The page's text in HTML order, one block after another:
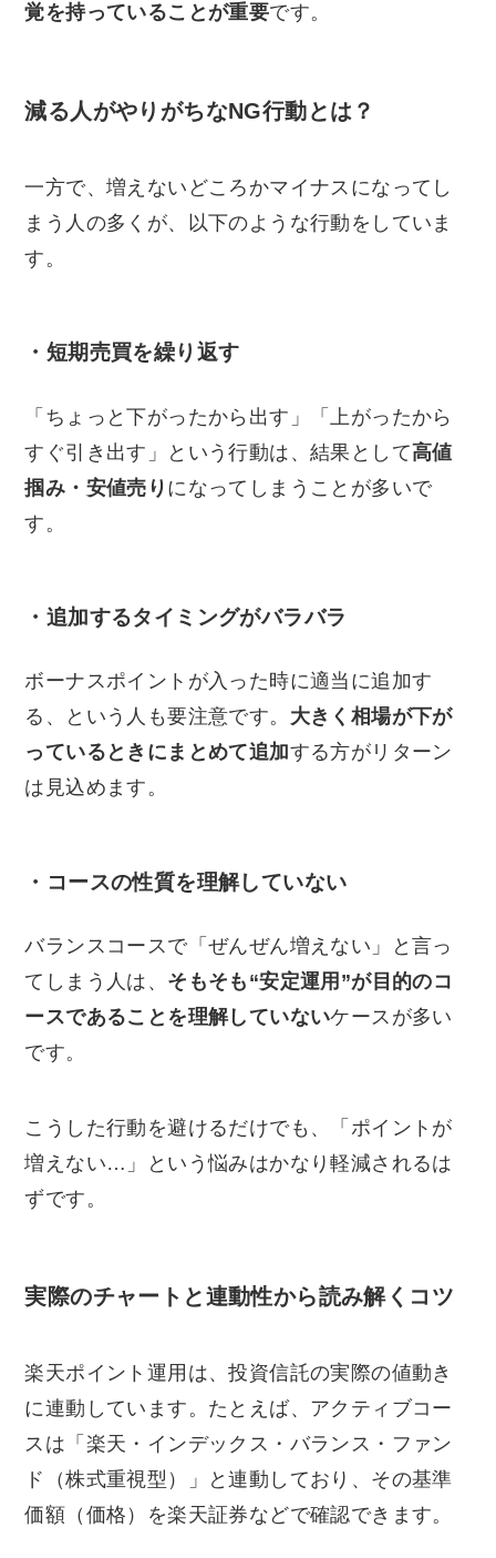
覚を持っていることが重要です。
減る人がやりがちなNG行動とは？
一方で、増えないどころかマイナスになってし
まう人の多くが、以下のような行動をしていま
す。
・短期売買を繰り返す
「ちょっと下がったから出す」「上がったから
すぐ引き出す」という行動は、結果として高値
掴み・安値売り になってしまうことが多いで
す。
・追加するタイミングがバラバラ
ボーナスポイントが入った時に適当に追加す
る、という人も要注意です。 大きく相場が下が
っているときにまとめて追加する方がリターン
は見込めます。
・コースの性質を理解していない
バランスコースで「ぜんぜん増えない」と言っ
てしまう人は、 そもそも“安定運用”が目的のコ
ースであることを理解していないケースが多い
です。
こうした行動を避けるだけでも、「ポイントが
増えない…」という悩みはかなり軽減されるは
ずです。
実際のチャートと連動性から読み解くコツ
楽天ポイント運用は、投資信託の実際の値動き
に連動しています。たとえば、アクティブコー
スは「楽天・インデックス・バランス・ファン
ド（株式重視型）」と連動しており、その基準
価額（価格）を楽天証券などで確認できます。